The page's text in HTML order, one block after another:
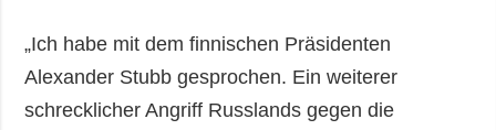
„Ich habe mit dem finnischen Präsidenten
Alexander Stubb gesprochen. Ein weiterer
schrecklicher Angriff Russlands gegen die